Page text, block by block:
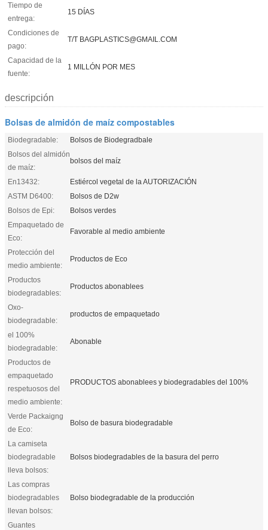
Tiempo de
entrega:
15 DÍAS
Condiciones de
pago:
T/T BAGPLASTICS@GMAIL.COM
Capacidad de la
fuente:
1 MILLÓN POR MES
descripción
Bolsas de almidón de maíz compostables
Biodegradable:
Bolsos de Biodegradbale
Bolsos del almidón
de maíz:
bolsos del maíz
En13432:
Estiércol vegetal de la AUTORIZACIÓN
ASTM D6400:
Bolsos de D2w
Bolsos de Epi:
Bolsos verdes
Empaquetado de
Eco:
Favorable al medio ambiente
Protección del
medio ambiente:
Productos de Eco
Productos
biodegradables:
Productos abonablees
Oxo-
biodegradable:
productos de empaquetado
el 100%
biodegradable:
Abonable
Productos de
empaquetado
respetuosos del
medio ambiente:
PRODUCTOS abonablees y biodegradables del 100%
Verde Packaigng
de Eco:
Bolso de basura biodegradable
La camiseta
biodegradable
lleva bolsos:
Bolsos biodegradables de la basura del perro
Las compras
biodegradables
llevan bolsos:
Bolso biodegradable de la producción
Guantes